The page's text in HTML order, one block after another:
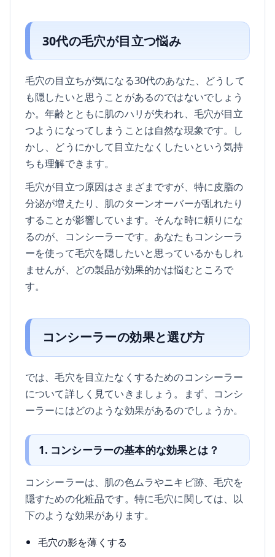
30代の毛穴が目立つ悩み
毛穴の目立ちが気になる30代のあなた、どうして
も隠したいと思うことがあるのではないでしょう
か。年齢とともに肌のハリが失われ、毛穴が目立
つようになってしまうことは自然な現象です。し
かし、どうにかして目立たなくしたいという気持
ちも理解できます。
毛穴が目立つ原因はさまざまですが、特に皮脂の
分泌が増えたり、肌のターンオーバーが乱れたり
することが影響しています。そんな時に頼りにな
るのが、コンシーラーです。あなたもコンシーラ
ーを使って毛穴を隠したいと思っているかもしれ
ませんが、どの製品が効果的かは悩むところで
す。
コンシーラーの効果と選び方
では、毛穴を目立たなくするためのコンシーラー
について詳しく見ていきましょう。まず、コンシ
ーラーにはどのような効果があるのでしょうか。
1. コンシーラーの基本的な効果とは？
コンシーラーは、肌の色ムラやニキビ跡、毛穴を
隠すための化粧品です。特に毛穴に関しては、以
下のような効果があります。
毛穴の影を薄くする